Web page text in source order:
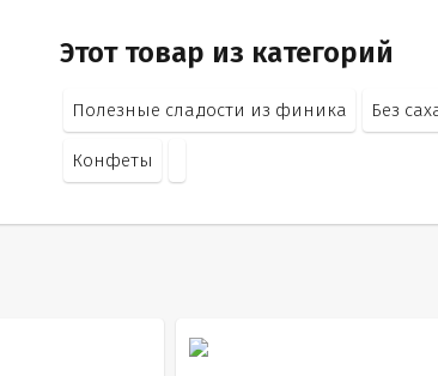
Этот товар из категорий
Полезные сладости из финика Без
Конфеты